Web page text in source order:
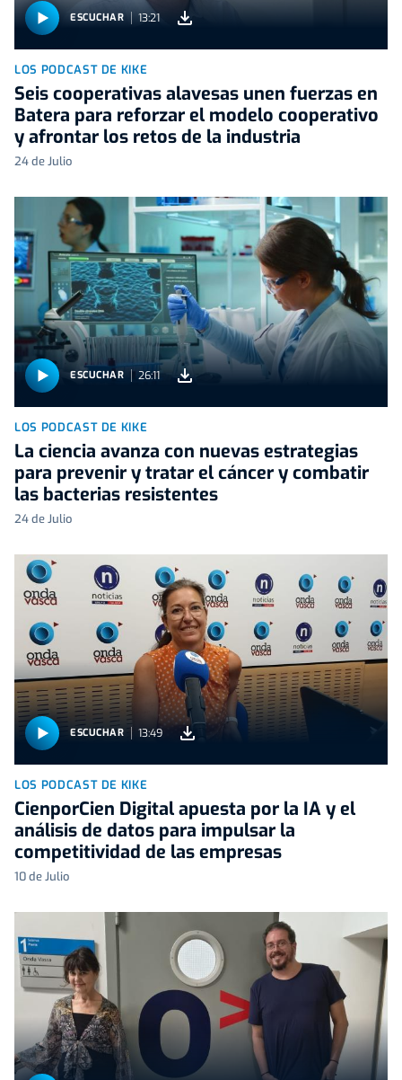
ESCUCHAR 13:21
LOS PODCAST DE KIKE
Seis cooperativas alavesas unen fuerzas en
Batera para reforzar el modelo cooperativo
y afrontar los retos de la industria
24 de Julio
ESCUCHAR 26:11
LOS PODCAST DE KIKE
La ciencia avanza con nuevas estrategias
para prevenir y tratar el cáncer y combatir
las bacterias resistentes
24 de Julio
ESCUCHAR 13:49
LOS PODCAST DE KIKE
CienporCien Digital apuesta por la IA y el
análisis de datos para impulsar la
competitividad de las empresas
10 de Julio